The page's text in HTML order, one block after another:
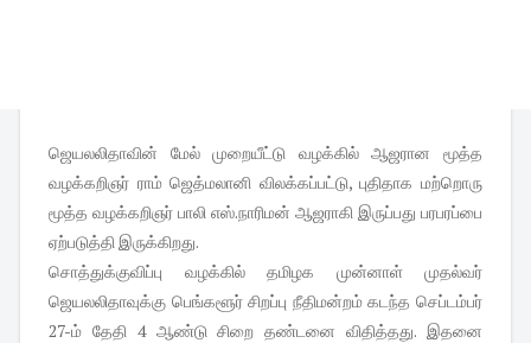
ஜெயலலிதாவின் மேல் முறையீட்டு வழக்கில் ஆஜரான‌ மூத்த
வழக்கறிஞர் ராம் ஜெத்மலானி விலக்கப்பட்டு, புதிதாக மற்றொரு
மூத்த வழக்கறிஞர் பாலி எஸ்.நாரிமன் ஆஜராகி இருப்பது பரபரப்பை
ஏற்படுத்தி இருக்கிறது.
சொத்துக்குவிப்பு வழக்கில் தமிழக முன்னாள் முதல்வர்
ஜெயலலிதாவுக்கு பெங்களூர் சிறப்பு நீதிமன்றம் கடந்த செப்டம்பர்
27-ம் தேதி 4 ஆண்டு சிறை தண்டனை விதித்தது. இதனை